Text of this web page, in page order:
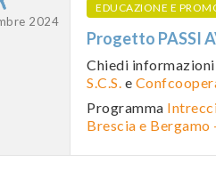
2024
EDUCAZIONE E
Progetto PASSI
Chiedi informazioni
S.C.S. e
Programma
Brescia e